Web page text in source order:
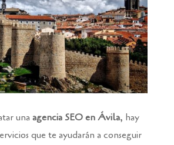
una agencia SEO en Ávila, hay
que te ayudarán a conseguir